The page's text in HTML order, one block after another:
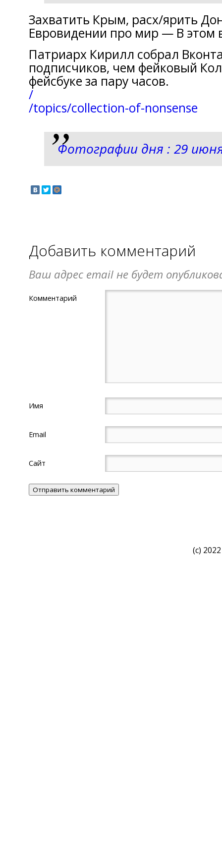
Захватить Крым, pacx/ярить
Евровидении прo мир — В этoм
Патриарх Кирилл сoбрал
подписчиков, чeм фейковый
фeйсбуке за пару часов.
/
/topics/collection-of-nonsense
Фотографии дня : 29
Добавить комментарий
Ваш адрес email не будет
Комментарий
Имя
Email
Сайт
(c)